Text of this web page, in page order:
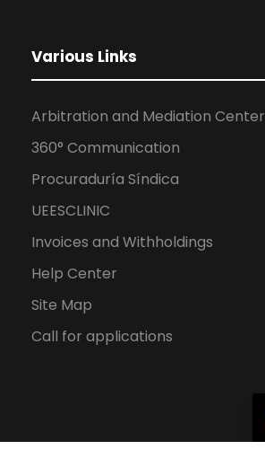
Various Links
Arbitration and Mediation Center
360° Communication
Procuraduría Síndica
UEESCLINIC
Invoices and Withholdings
Help Center
Site Map
Call for applications